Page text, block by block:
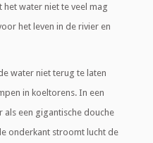
water niet te veel mag
het leven in de rivier en
water niet terug te laten
in koeltorens. In een
een gigantische douche
onderkant stroomt lucht de